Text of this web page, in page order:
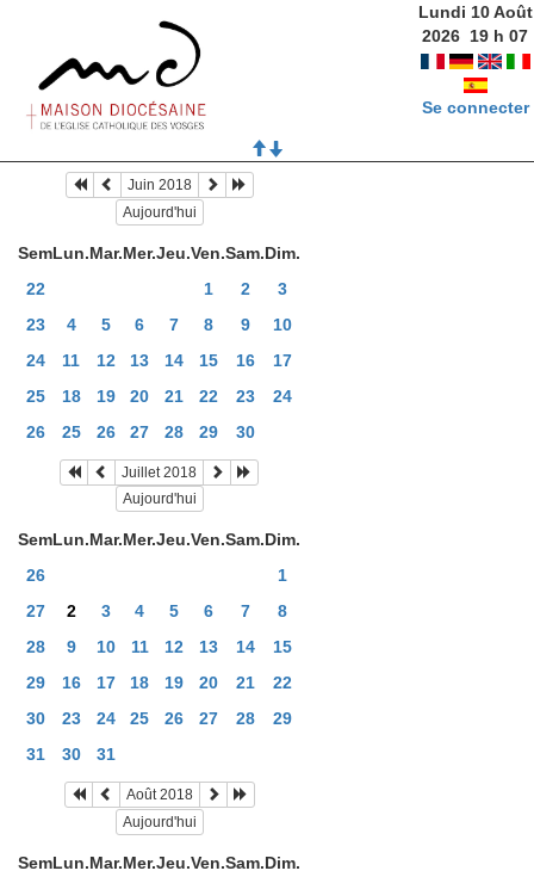
Lundi 10 Août
2026 19 h07
Se connecter
Juin 2018
Aujourd'hui
SemLun.Mar.Mer.Jeu.Ven.Sam.Dim.
22
1 2
3
23
4 5 6 7 8 9
10
24
11 12 13 14 15 16
17
25
18 19 20 21 22 23
24
26
25 26 27 28 29 30
Juillet 2018
Aujourd'hui
SemLun.Mar.Mer.Jeu.Ven.Sam.Dim.
26
1
27
2 3 4 5 6 7
8
28
9 10 11 12 13 14
15
29
16 17 18 19 20 21
22
30
23 24 25 26 27 28
29
31
30 31
Août 2018
Aujourd'hui
SemLun.Mar.Mer.Jeu.Ven.Sam.Dim.